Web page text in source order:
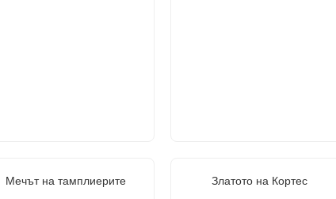
Мечът на тамплиерите Златото на Кортес